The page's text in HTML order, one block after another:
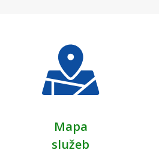
Mapa
služeb